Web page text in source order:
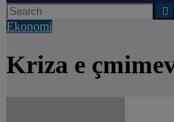
Ekonomi
Kriza e